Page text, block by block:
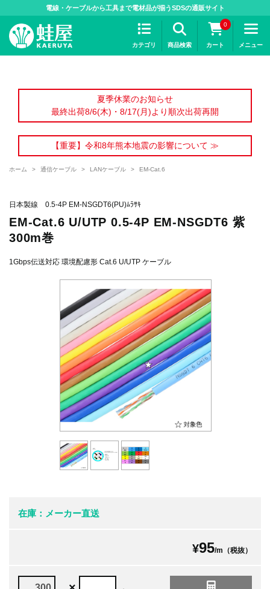
電線・ケーブルから工具まで電材品が揃うSDSの通販サイト
カテゴリ 商品検索
0
カート メニュー
夏季休業のお知らせ
最終出荷8/6(木)・8/17(月)より順次出荷再開
【重要】令和8年熊本地震の影響について ≫
ホーム > 通信ケーブル > LANケーブル > EM-Cat.6
日本製線 0.5-4P EM-NSGDT6(PU)ﾑﾗｻｷ
EM-Cat.6 U/UTP 0.5-4P EM-NSGDT6 紫
300m巻
1Gbps伝送対応 環境配慮形 Cat.6 U/UTP ケーブル
在庫：メーカー直送
¥95/m（税抜）